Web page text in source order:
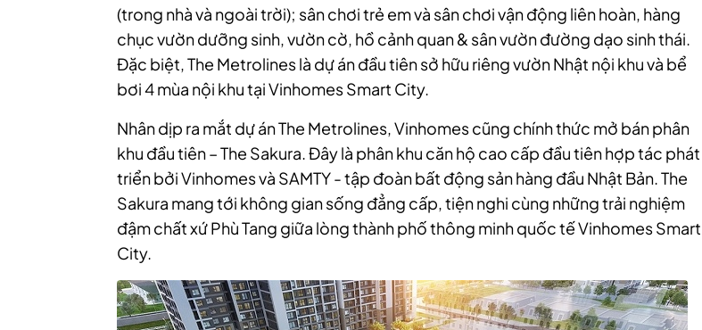
(trong nhà và ngoài trời); sân chơi trẻ em và sân chơi vận động liên hoàn, hàng
chục vườn dưỡng sinh, vườn cờ, hồ cảnh quan & sân vườn đường dạo sinh thái.
Đặc biệt, The Metrolines là dự án đầu tiên sở hữu riêng vườn Nhật nội khu và bể
bơi 4 mùa nội khu tại Vinhomes Smart City.
Nhân dịp ra mắt dự án The Metrolines, Vinhomes cũng chính thức mở bán phân
khu đầu tiên – The Sakura. Đây là phân khu căn hộ cao cấp đầu tiên hợp tác phát
triển bởi Vinhomes và SAMTY - tập đoàn bất động sản hàng đầu Nhật Bản. The
Sakura mang tới không gian sống đẳng cấp, tiện nghi cùng những trải nghiệm
đậm chất xứ Phù Tang giữa lòng thành phố thông minh quốc tế Vinhomes Smart
City.